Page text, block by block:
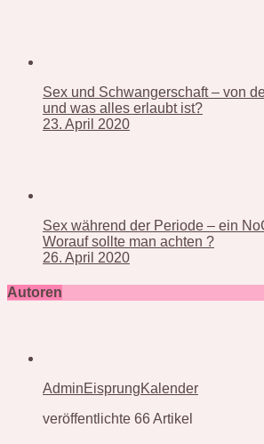
Sex und Schwangerschaft – von
und was alles erlaubt ist?
23. April 2020
Sex während der Periode – ein
Worauf sollte man achten ?
26. April 2020
Autoren
AdminEisprungKalender
veröffentlichte 66 Artikel